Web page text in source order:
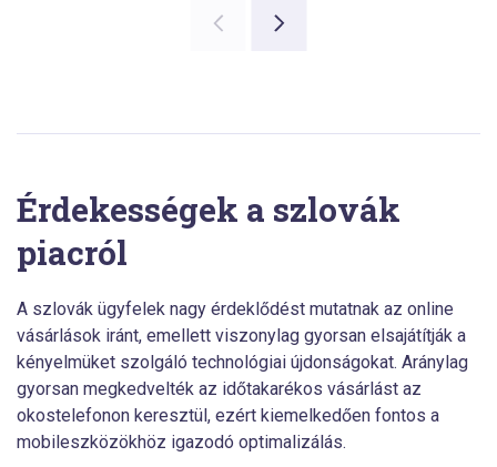
Érdekességek a szlovák
piacról
A szlovák ügyfelek nagy érdeklődést mutatnak az online
vásárlások iránt, emellett viszonylag gyorsan elsajátítják a
kényelmüket szolgáló technológiai újdonságokat. Aránylag
gyorsan megkedvelték az időtakarékos vásárlást az
okostelefonon keresztül, ezért kiemelkedően fontos a
mobileszközökhöz igazodó optimalizálás.